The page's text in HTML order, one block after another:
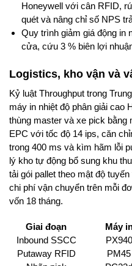
Honeywell với cân RFID,
quét và nâng chỉ số NPS
Quy trình giảm giá động in
cửa, cứu 3 % biên lợi
Logistics, kho vận và
Kỷ luật Throughput trong
máy in nhiệt độ phân giải cao
thùng master và xe pick bằng
EPC với tốc độ 14 ips, căn
trong 400 ms và kìm hãm lỗi
lý kho tự động bổ sung khu
tải gói pallet theo mật độ
chi phí vận chuyển trên mỗi
vốn 18 tháng.
Giai đoạn Máy
Inbound SSCC
PX940
Putaway RFID
PM45